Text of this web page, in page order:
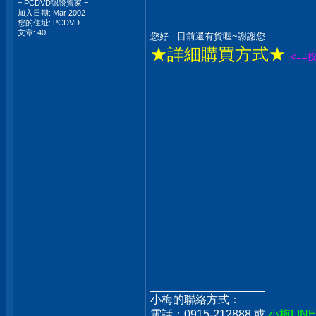
= PCDVD認證賣家 =
加入日期: Mar 2002
您的住址: PCDVD
文章: 40
您好...目前還有貨喔~謝謝您
★詳細購買方式★ <==
小梅的聯絡方式：